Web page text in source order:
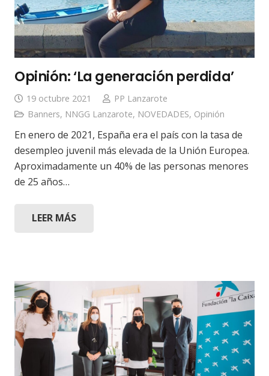
Opinión: ‘La generación perdida’
19 octubre 2021
PP Lanzarote
Banners, NNGG Lanzarote, NOVEDADES, Opinión
En enero de 2021, España era el país con la tasa de
desempleo juvenil más elevada de la Unión Europea.
Aproximadamente un 40% de las personas menores
de 25 años…
LEER MÁS